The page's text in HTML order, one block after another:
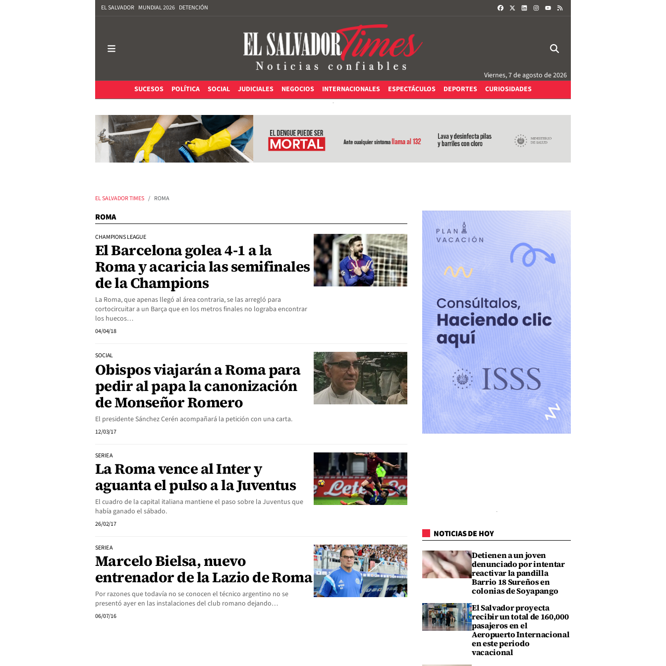
EL SALVADOR MUNDIAL 2026 DETENCIÓN FACEBOOKLINKEDININSTAGRAM
Viernes, 7 de agosto de 2026
SUCESOS
POLÍTICA SOCIAL JUDICIALES NEGOCIOS INTERNACIONALES ESPECTÁCULOS DEPORTES CURIOSIDADES
EL SALVADOR TIMES ROMA
ROMA
CHAMPIONS LEAGUE
El Barcelona golea 4-1 a la
Roma y acaricia las semifinales
de la Champions
La Roma, que apenas llegó al área contraria, se las arregló para
cortocircuitar a un Barça que en los metros finales no lograba encontrar
los huecos…
04/04/18
SOCIAL
Obispos viajarán a Roma para
pedir al papa la canonización
de Monseñor Romero
El presidente Sánchez Cerén acompañará la petición con una carta.
12/03/17
SERIE A
La Roma vence al Inter y
aguanta el pulso a la Juventus
El cuadro de la capital italiana mantiene el paso sobre la Juventus que
había ganado el sábado.
26/02/17
SERIE A
Marcelo Bielsa, nuevo
entrenador de la Lazio de Roma
Por razones que todavía no se conocen el técnico argentino no se
presentó ayer en las instalaciones del club romano dejando…
06/07/16
NOTICIAS DE HOY
Detienen a un joven
denunciado por intentar
reactivar la pandilla
Barrio 18 Sureños en
colonias de Soyapango
El Salvador proyecta
recibir un total de 160,000
pasajeros en el
Aeropuerto Internacional
en este periodo
vacacional